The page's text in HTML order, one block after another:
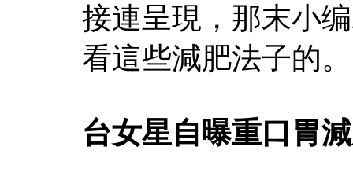
接連呈現，那末小
看這些減肥法子的。
台女星自曝重口胃